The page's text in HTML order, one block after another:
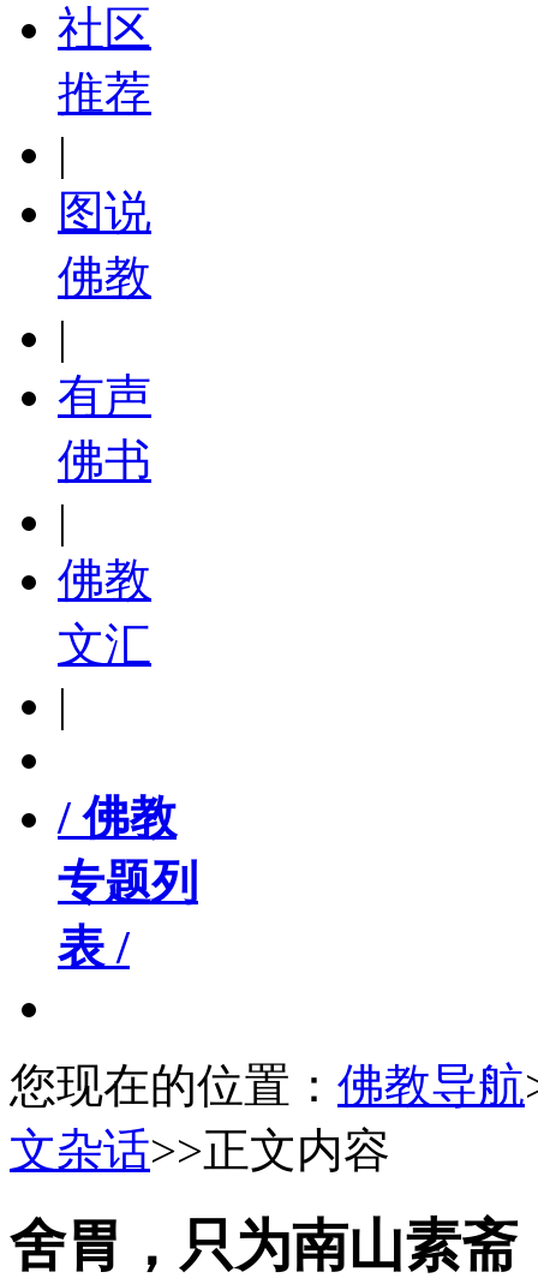
社区
推荐
|
图说
佛教
|
有声
佛书
|
佛教
文汇
|
/ 佛教
专题列
表 /
您现在的位置： 佛教导航
文杂话>>正文内容
舍胃，只为南山素斋